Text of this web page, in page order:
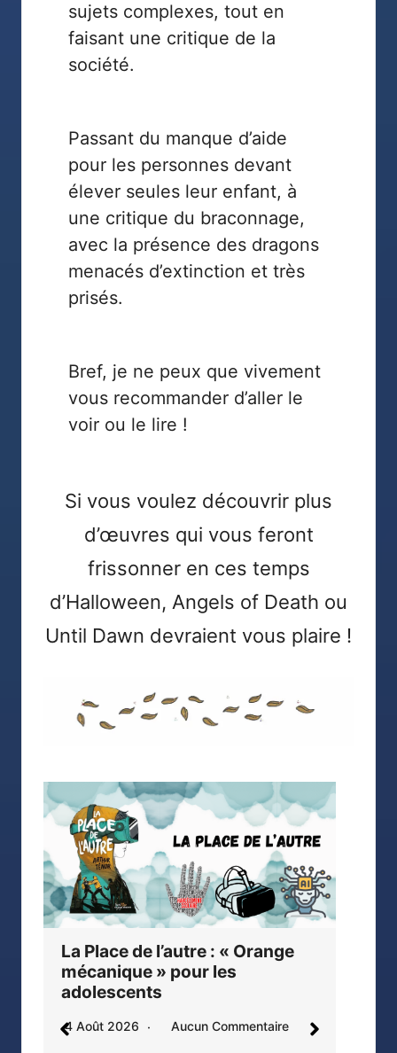
sujets complexes, tout en
faisant une critique de la
société.
Passant du manque d’aide
pour les personnes devant
élever seules leur enfant, à
une critique du braconnage,
avec la présence des dragons
menacés d’extinction et très
prisés.
Bref, je ne peux que vivement
vous recommander d’aller le
voir ou le lire !
Si vous voulez découvrir plus
d’œuvres qui vous feront
frissonner en ces temps
d’Halloween, Angels of Death ou
Until Dawn devraient vous plaire !
Chagrin : une adaptation
jouissive de Balzac !
1 Août 2026 Aucun Commentaire